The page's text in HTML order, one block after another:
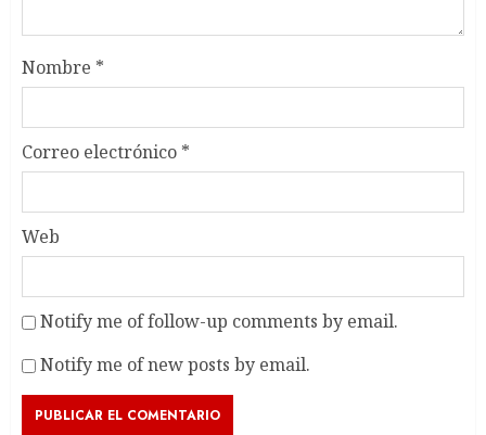
Nombre *
Correo electrónico *
Web
Notify me of follow-up comments by email.
Notify me of new posts by email.